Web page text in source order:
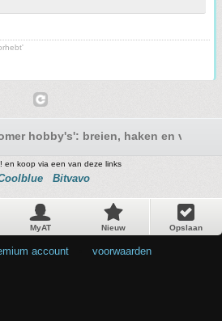
hobby's': breien, haken en vissen
en koop via een van deze links
Bitvavo
MyAT Nieuw Opslaan
account voorwaarden